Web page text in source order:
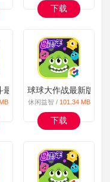
下载
最新版球球大作战最新版
休闲益智 / 101.34 MB
下载